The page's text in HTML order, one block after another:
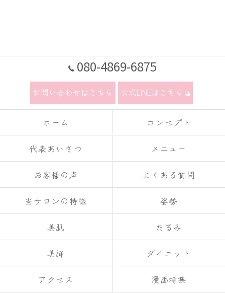
080-4869-6875
お問い合わせはこちら 公式LINEはこちら
ホーム コンセプト
代表あいさつ メニュー
お客様の声 よくある質問
当サロンの特徴 姿勢
美肌 たるみ
美脚 ダイエット
アクセス 漫画特集